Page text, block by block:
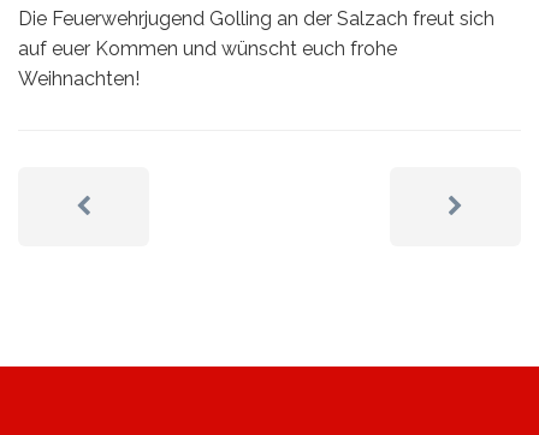
Die Feuerwehrjugend Golling an der Salzach freut sich
auf euer Kommen und wünscht euch frohe
Weihnachten!